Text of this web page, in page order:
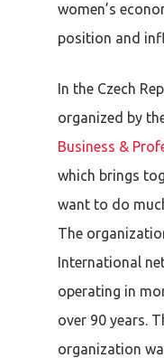
women’s
position and
In the Czech
organized by
Business &
which brings
want to do
The
International
operating in
over 90 years.
organization